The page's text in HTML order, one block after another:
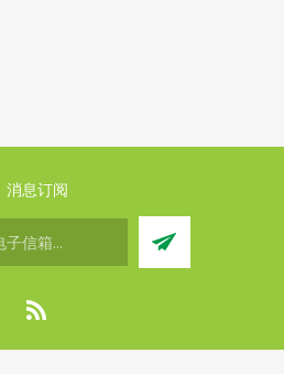
消息订阅